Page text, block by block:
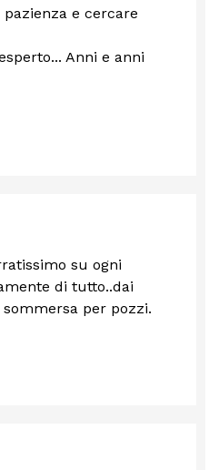
pazienza e cercare
Anni e anni
su ogni
di tutto..dai
per pozzi.